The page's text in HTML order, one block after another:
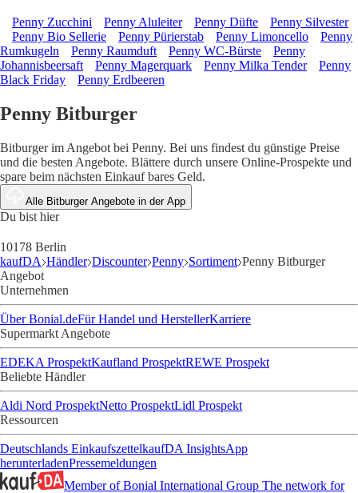
Penny Zucchini Penny Aluleiter Penny Düfte
Penny Silvester
Penny Bio Sellerie
Penny Pürierstab Penny Limoncello
Penny
Rumkugeln
Penny Raumduft Penny WC-Bürste
Penny
Johannisbeersaft
Penny Magerquark Penny Milka Tender
Penny
Black Friday
Penny Erdbeeren
Penny Bitburger
Bitburger im Angebot bei Penny. Bei uns findest du günstige Preise
und die besten Angebote. Blättere durch unsere Online-Prospekte und
spare beim nächsten Einkauf bares Geld.
Alle Bitburger Angebote in der App
Du bist hier
10178 Berlin
kaufDA Händler Discounter Penny Sortiment Penny Bitburger
Angebot
Unternehmen
Über Bonial.deFür Handel und HerstellerKarriere
Supermarkt Angebote
EDEKA ProspektKaufland ProspektREWE Prospekt
Beliebte Händler
Aldi Nord ProspektNetto ProspektLidl Prospekt
Ressourcen
Deutschlands EinkaufszettelkaufDA InsightsApp
herunterladenPressemeldungen
Member of Bonial International Group The network for